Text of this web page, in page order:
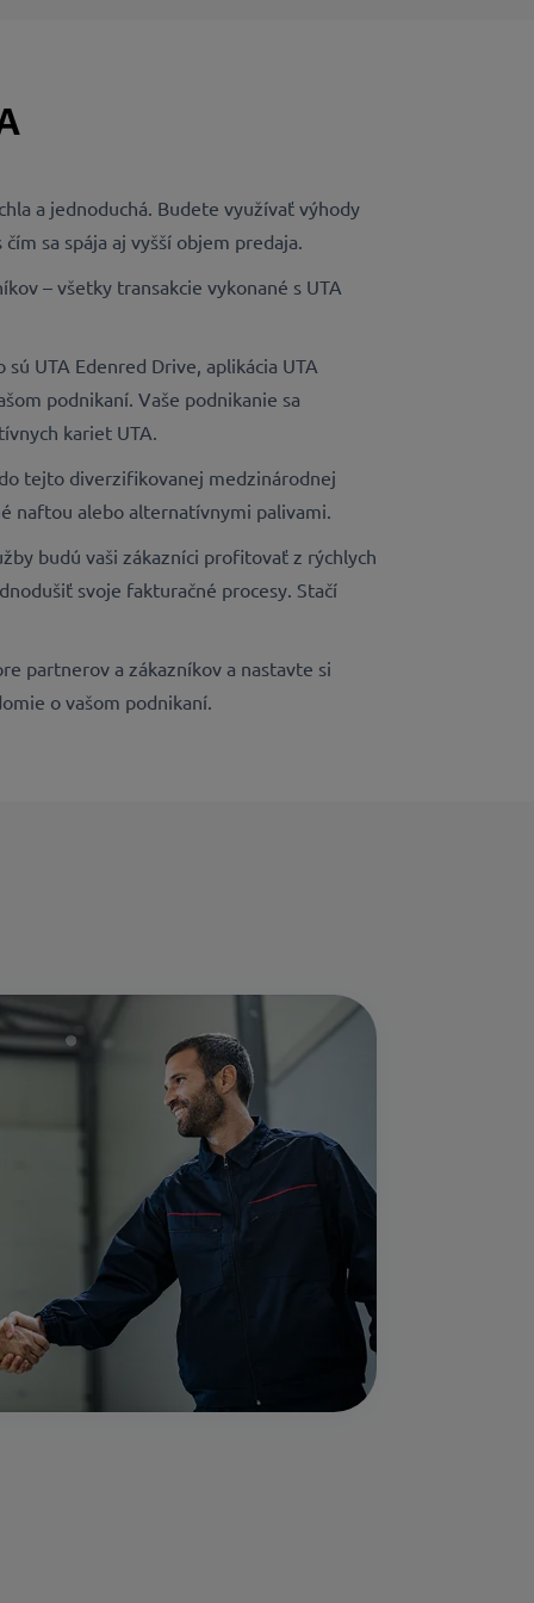
a jednoduchá. Budete využívať výhody
sa spája aj vyšší objem predaja.
– všetky transakcie vykonané s UTA
UTA Edenred Drive, aplikácia UTA
podnikaní. Vaše podnikanie sa
kariet UTA.
tejto diverzifikovanej medzinárodnej
naftou alebo alternatívnymi palivami.
budú vaši zákazníci profitovať z rýchlych
svoje fakturačné procesy. Stačí
partnerov a zákazníkov a nastavte si
o vašom podnikaní.